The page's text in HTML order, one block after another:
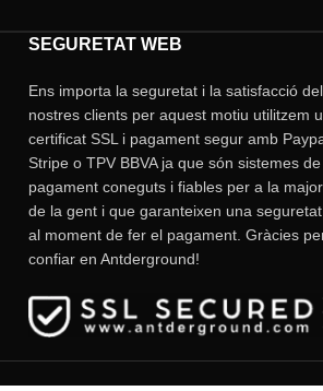
SEGURETAT WEB
Ens importa la seguretat i la satisfacció
nostres clients per aquest motiu utilitzem
certificat SSL i pagament segur amb
Stripe o TPV BBVA ja que són sistemes de
pagament coneguts i fiables per a la
de la gent i que garanteixen una seguretat
al moment de fer el pagament. Gràcies
confiar en Antderground!